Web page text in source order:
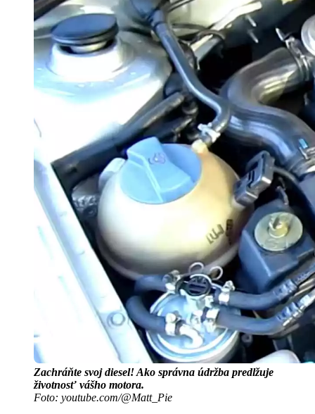
Zachráňte svoj diesel! Ako správna údržba predlžuje
životnosť vášho motora.
Foto: youtube.com/@Matt_Pie